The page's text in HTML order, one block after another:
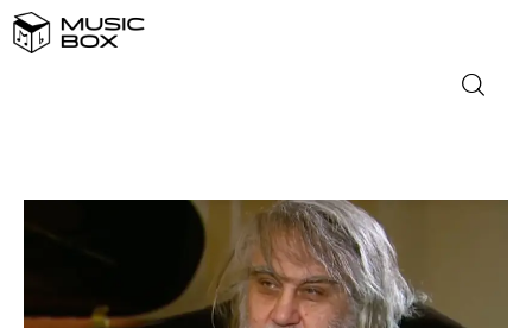
DOMAĆA GLAZBA
STRANA GLAZBA